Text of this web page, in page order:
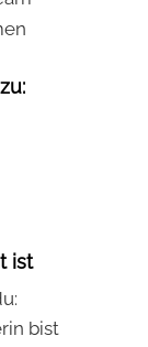
ist
bist